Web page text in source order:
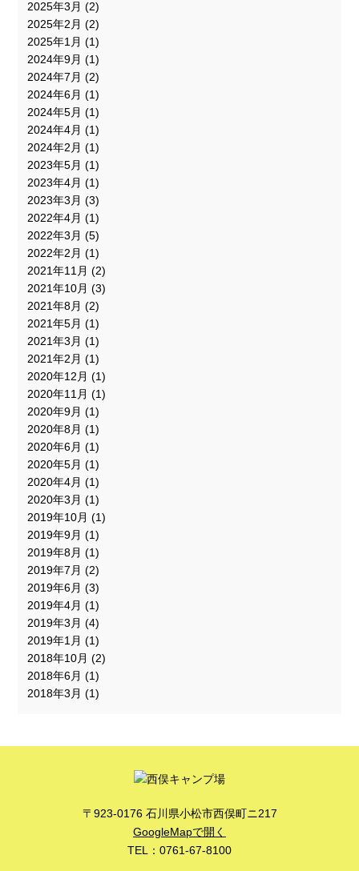
2025年3月 (2)
2025年2月 (2)
2025年1月 (1)
2024年9月 (1)
2024年7月 (2)
2024年6月 (1)
2024年5月 (1)
2024年4月 (1)
2024年2月 (1)
2023年5月 (1)
2023年4月 (1)
2023年3月 (3)
2022年4月 (1)
2022年3月 (5)
2022年2月 (1)
2021年11月 (2)
2021年10月 (3)
2021年8月 (2)
2021年5月 (1)
2021年3月 (1)
2021年2月 (1)
2020年12月 (1)
2020年11月 (1)
2020年9月 (1)
2020年8月 (1)
2020年6月 (1)
2020年5月 (1)
2020年4月 (1)
2020年3月 (1)
2019年10月 (1)
2019年9月 (1)
2019年8月 (1)
2019年7月 (2)
2019年6月 (3)
2019年4月 (1)
2019年3月 (4)
2019年1月 (1)
2018年10月 (2)
2018年6月 (1)
2018年3月 (1)
〒923-0176 石川県小松市西俣町ニ217
GoogleMapで開く
TEL：0761-67-8100